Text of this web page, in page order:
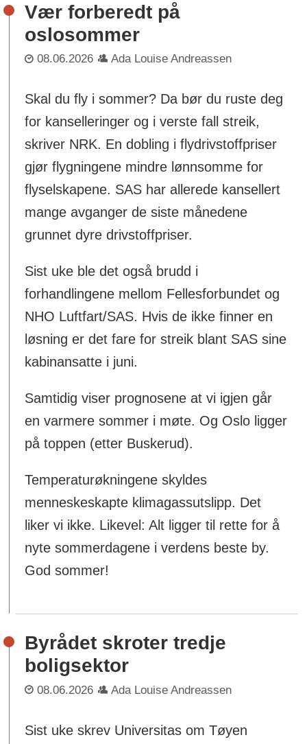
Vær forberedt på
oslosommer
08.06.2026 Ada Louise Andreassen
Skal du fly i sommer? Da bør du ruste deg
for kanselleringer og i verste fall streik,
skriver NRK. En dobling i flydrivstoffpriser
gjør flygningene mindre lønnsomme for
flyselskapene. SAS har allerede kansellert
mange avganger de siste månedene
grunnet dyre drivstoffpriser.
Sist uke ble det også brudd i
forhandlingene mellom Fellesforbundet og
NHO Luftfart/SAS. Hvis de ikke finner en
løsning er det fare for streik blant SAS sine
kabinansatte i juni.
Samtidig viser prognosene at vi igjen går
en varmere sommer i møte. Og Oslo ligger
på toppen (etter Buskerud).
Temperaturøkningene skyldes
menneskeskapte klimagassutslipp. Det
liker vi ikke. Likevel: Alt ligger til rette for å
nyte sommerdagene i verdens beste by.
God sommer!
Byrådet skroter tredje
boligsektor
08.06.2026 Ada Louise Andreassen
Sist uke skrev Universitas om Tøyen